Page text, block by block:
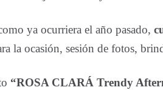
ya ocurriera el año pasado,
la ocasión, sesión de fotos,
“ROSA CLARÁ Trendy